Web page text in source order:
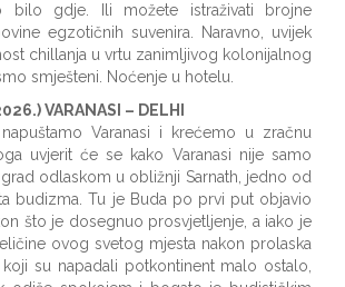
bilo gdje. Ili možete istraživati brojne
egzotičnih suvenira. Naravno, uvijek
chillanja u vrtu zanimljivog kolonijalnog
smješteni. Noćenje u hotelu.
VARANASI – DELHI
Varanasi i krećemo u zračnu
uvjerit će se kako Varanasi nije samo
odlaskom u obližnji Sarnath, jedno od
budizma. Tu je Buda po prvi put objavio
što je dosegnuo prosvjetljenje, a iako je
ovog svetog mjesta nakon prolaska
koji su napadali potkontinent malo ostalo,